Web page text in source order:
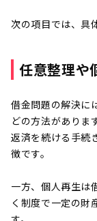
次の項目では、具
任意整理や
借金問題の解決に
どの方法がありま
返済を続ける手続
徴です。
一方、個人再生は
く制度で一定の財